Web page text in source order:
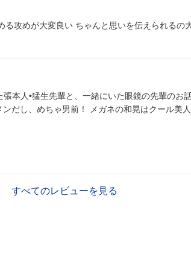
めっちゃ大好きです… 幼なじみの告白から意識し始める攻めが大変良い ちゃ
輩と、一緒にいた眼鏡の先輩のお話かー！ 「追撃」での猛生
だし、めちゃ男前！ メガネの和晃はクール美
すべてのレビューを見る